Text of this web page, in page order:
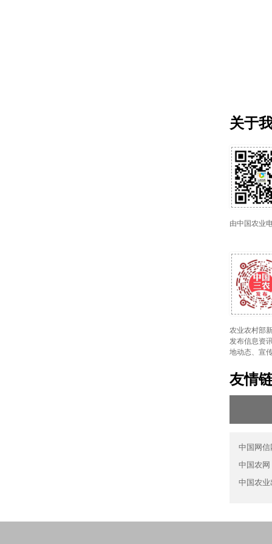
关于
由中国农业
农业农村部
发布信息资
地动态、宣
友情
中国网信
中国农网
中国农业